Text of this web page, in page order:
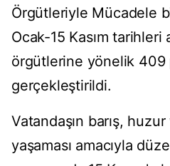
Örgütleriyle Mücadele
Ocak-15 Kasım tarihleri
örgütlerine yönelik 409
gerçekleştirildi.
Vatandaşın barış,
yaşaması amacıyla